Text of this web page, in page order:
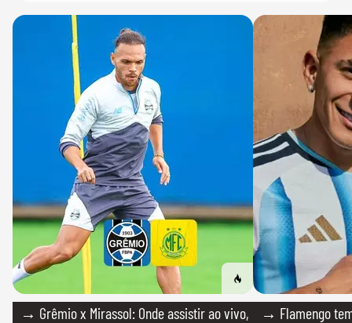
→ Grêmio x Mirassol: Onde assistir ao vivo,
→ Flamengo